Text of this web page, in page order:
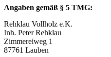
Angaben gemäß § 5 TMG:
Rehklau Vollholz e.K.
Inh. Peter Rehklau
Zimmereiweg 1
87761 Lauben